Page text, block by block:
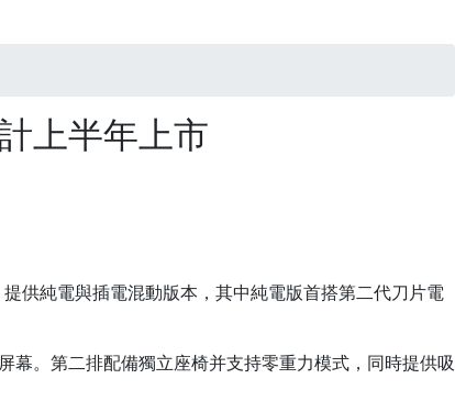
上半年上市
供純電與插電混動版本，其中純電版首搭第二代刀片電
。第二排配備獨立座椅并支持零重力模式，同時提供吸